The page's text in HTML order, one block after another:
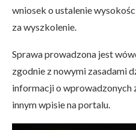
wniosek o ustalenie
za wyszkolenie.
Sprawa prowadzona jest
zgodnie z nowymi zasadami
informacji o wprowadzonych
innym wpisie na portalu.